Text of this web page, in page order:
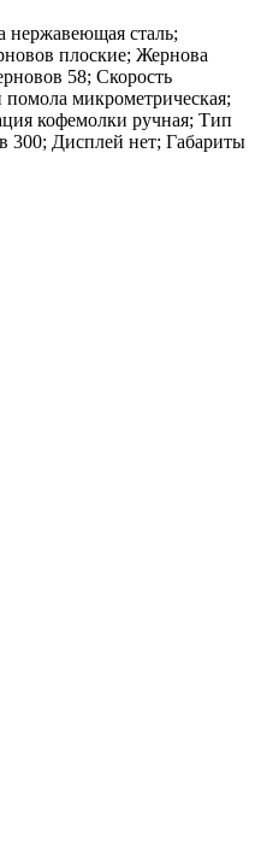
нержавеющая сталь;
плоские; Жернова
58; Скорость
микрометрическая;
кофемолки ручная; Тип
300; Дисплей нет; Габариты